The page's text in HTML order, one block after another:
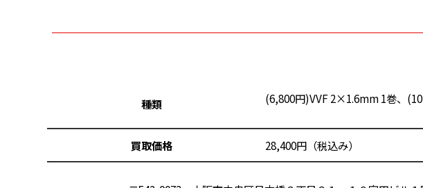
種類 (6,800円)VVF 2×1.6mm 1巻、
買取価格 28,400円（税込み）